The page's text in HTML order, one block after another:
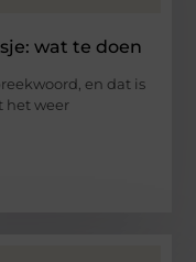
wat te doen
en dat is
het weer